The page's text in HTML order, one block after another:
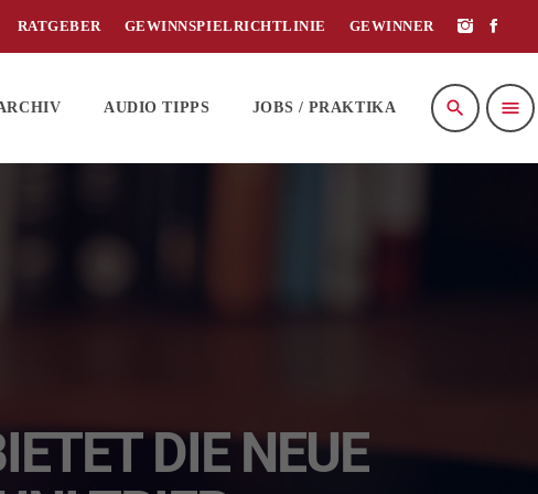
RATGEBER GEWINNSPIELRICHTLINIE GEWINNER
AUDIO TIPPS JOBS / PRAKTIKA search menu
DIE NEUE